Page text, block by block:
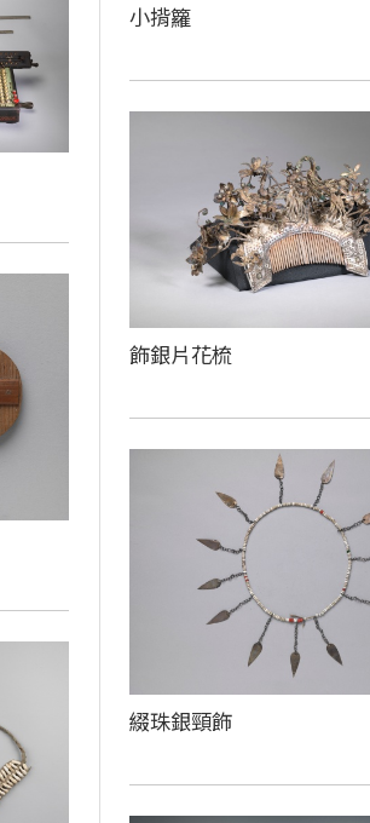
小揹籮
飾銀片花梳
綴珠銀頸飾